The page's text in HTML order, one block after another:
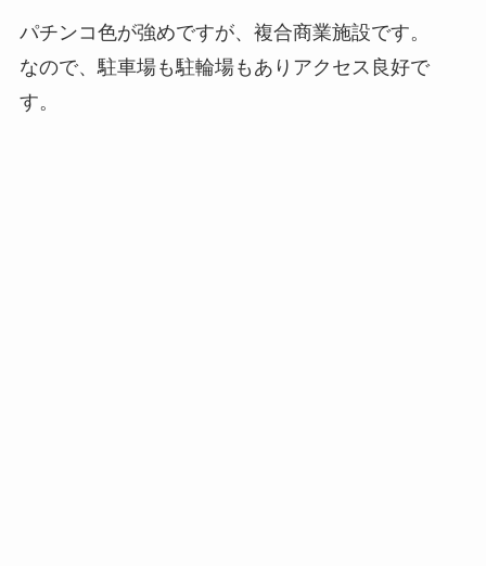
パチンコ色が強めですが、複合商業施設です。
なので、駐車場も駐輪場もありアクセス良好で
す。